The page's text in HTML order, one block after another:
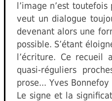
l’image n’est
veut un dialogue
devenant alors une
possible. S’étant
l’écriture. Ce recueil
quasi-réguliers
prose... Yves
Le signe et la